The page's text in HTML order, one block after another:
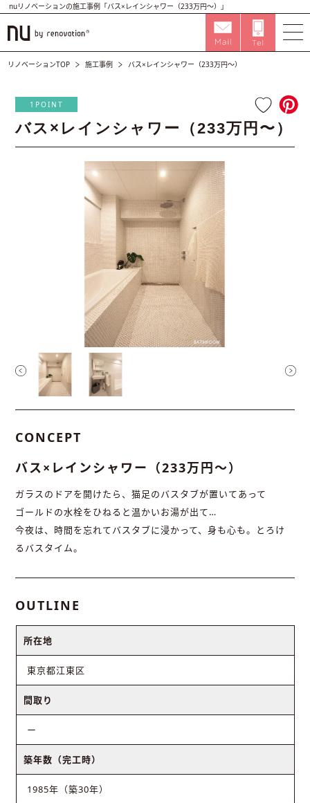
nuリノベーションの施工事例「バス×レインシャワー（233万円〜）」
リノベーションTOP 施工事例 バス×レインシャワー（233万円〜）
1POINT
バス×レインシャワー（233万円〜）
CONCEPT
バス×レインシャワー（233万円〜）
ガラスのドアを開けたら、猫足のバスタブが置いてあって
ゴールドの水栓をひねると温かいお湯が出て…
今夜は、時間を忘れてバスタブに浸かって、身も心も。とろけ
るバスタイム。
OUTLINE
所在地
東京都江東区
間取り
ー
築年数（完工時）
1985年（築30年）